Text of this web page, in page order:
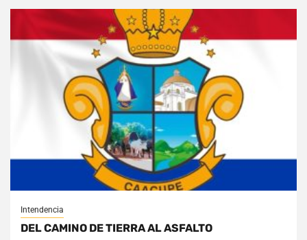
Intendencia
DEL CAMINO DE TIERRA AL ASFALTO